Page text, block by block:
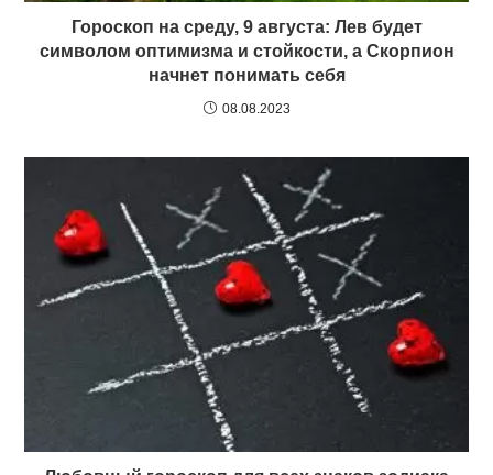
Гороскоп на среду, 9 августа: Лев будет
символом оптимизма и стойкости, а Скорпион
начнет понимать себя
08.08.2023